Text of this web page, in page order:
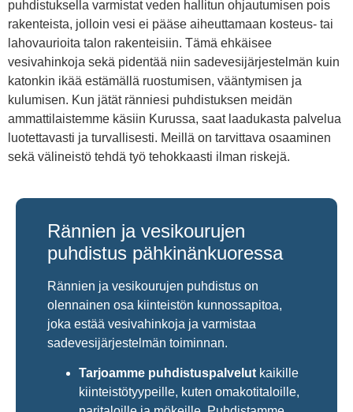
puhdistuksella varmistat veden hallitun ohjautumisen pois
rakenteista, jolloin vesi ei pääse aiheuttamaan kosteus- tai
lahovaurioita talon rakenteisiin. Tämä ehkäisee
vesivahinkoja sekä pidentää niin sadevesijärjestelmän kuin
katonkin ikää estämällä ruostumisen, vääntymisen ja
kulumisen. Kun jätät ränniesi puhdistuksen meidän
ammattilaistemme käsiin Kurussa, saat laadukasta palvelua
luotettavasti ja turvallisesti. Meillä on tarvittava osaaminen
sekä välineistö tehdä työ tehokkaasti ilman riskejä.
Rännien ja vesikourujen
puhdistus pähkinänkuoressa
Rännien ja vesikourujen puhdistus on
olennainen osa kiinteistön kunnossapitoa,
joka estää vesivahinkoja ja varmistaa
sadevesijärjestelmän toiminnan.
Tarjoamme puhdistuspalvelut kaikille
kiinteistötyypeille, kuten omakotitaloille,